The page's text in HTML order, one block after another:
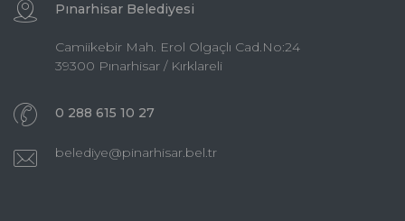
Pınarhisar Belediyesi
Camiikebir Mah. Erol Olgaçlı Cad.No:24
39300 Pınarhisar / Kırklareli
0 288 615 10 27
belediye@pinarhisar.bel.tr